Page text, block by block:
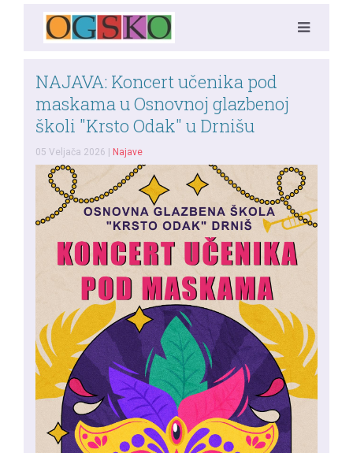
NAJAVA: Koncert učenika pod
maskama u Osnovnoj glazbenoj
školi "Krsto Odak" u Drnišu
05 Veljača 2026 Najave